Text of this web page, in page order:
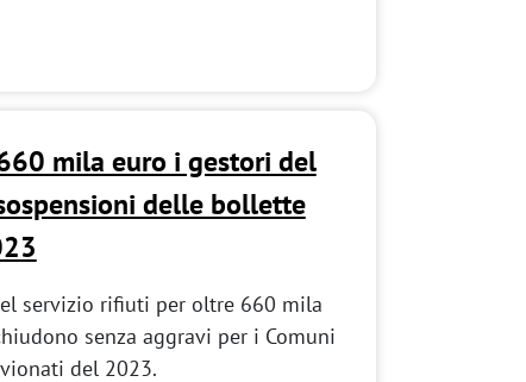
mila euro i gestori del
delle bollette
servizio rifiuti per oltre 660 mila
senza aggravi per i Comuni
del 2023.